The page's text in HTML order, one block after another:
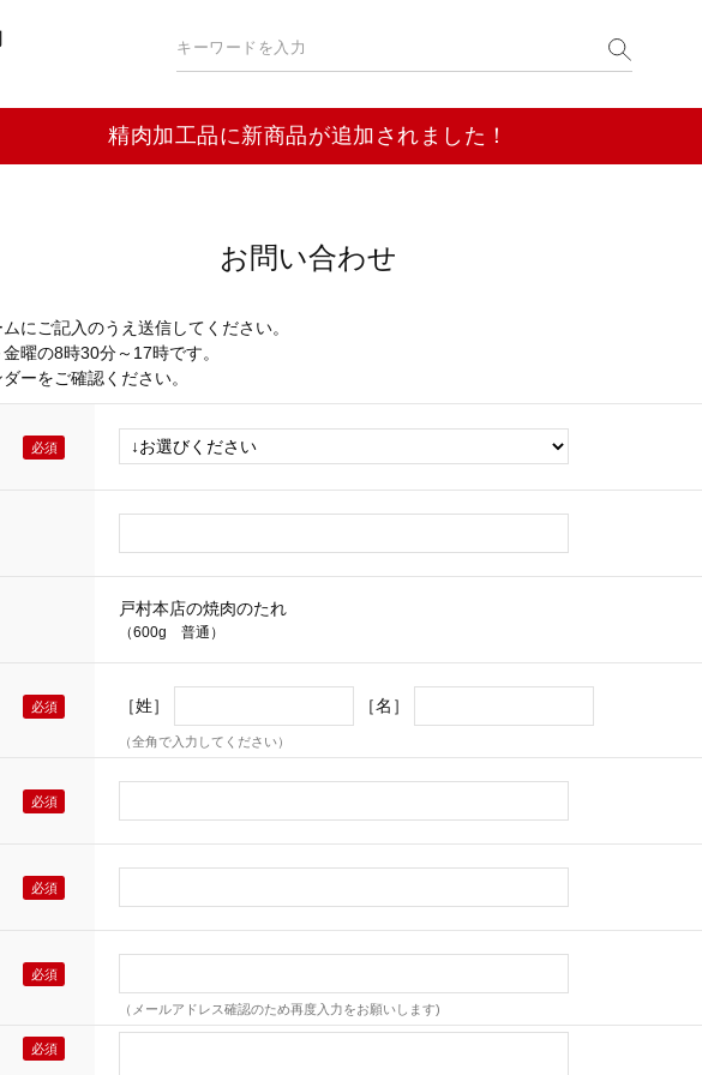
精肉加工品に新商品が追加されました！
お問い合わせ
にご記入のうえ送信してください。
曜の8時30分～17時です。
ーをご確認ください。
戸村本店の焼肉のたれ
（600g 普通）
［姓］ ［名］
（全角で入力してください）
（メールアドレス確認のため再度入力をお願いします)